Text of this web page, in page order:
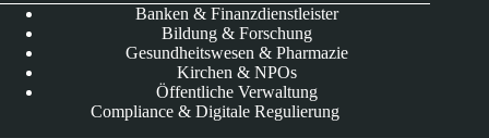
Banken & Finanzdienstleister
Bildung & Forschung
Gesundheitswesen & Pharmazie
Kirchen & NPOs
Öffentliche Verwaltung
Compliance & Digitale Regulierung